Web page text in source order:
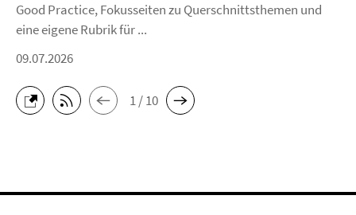
Good Practice, Fokusseiten zu Querschnittsthemen und
eine eigene Rubrik für ...
09.07.2026
1 / 10